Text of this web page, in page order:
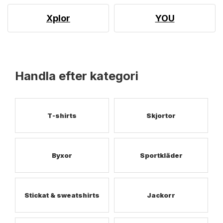
Xplor YOU
Handla efter kategori
T-shirts Skjortor
Byxor Sportkläder
Stickat & sweatshirts Jackorr